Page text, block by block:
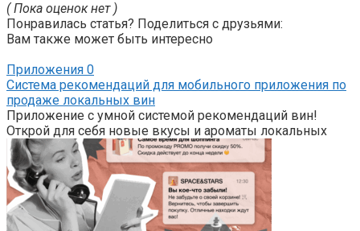
( Пока оценок нет )
Понравилась статья? Поделиться с друзьями:
Вам также может быть интересно
Приложения 0
Система рекомендаций для мобильного приложения по
продаже локальных вин
Приложение с умной системой рекомендаций вин!
Открой для себя новые вкусы и ароматы локальных